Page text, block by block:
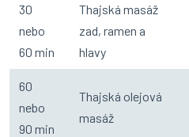
30
nebo
60 min
Thajská masáž
zad, ramen a
hlavy
60
nebo
90 min
Thajská olejová
masáž